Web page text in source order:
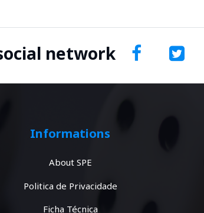
network
Informations
About SPE
Politica de Privacidade
Ficha Técnica